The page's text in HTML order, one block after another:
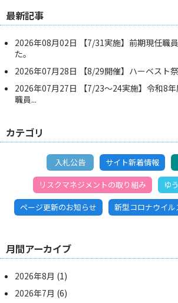
最新記事
2026年08月02日
【7/31実施】前期現任職
た。
2026年07月28日
【8/29開催】ハーベスト
2026年07月27日
【7/23～24実施】令和8
職員...
カテゴリ
入札公告 サイト新着情報
リスクマネジメントの取り組み
ゆ
ページ更新のお知らせ
新型コロナウイ
月間アーカイブ
2026年8月 (1)
2026年7月 (6)